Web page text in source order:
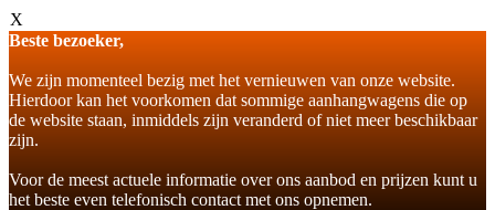
X
Beste bezoeker,
We zijn momenteel bezig met het vernieuwen van onze website.
Hierdoor kan het voorkomen dat sommige aanhangwagens die op
de website staan, inmiddels zijn veranderd of niet meer beschikbaar
zijn.
Voor de meest actuele informatie over ons aanbod en prijzen kunt u
het beste even telefonisch contact met ons opnemen.